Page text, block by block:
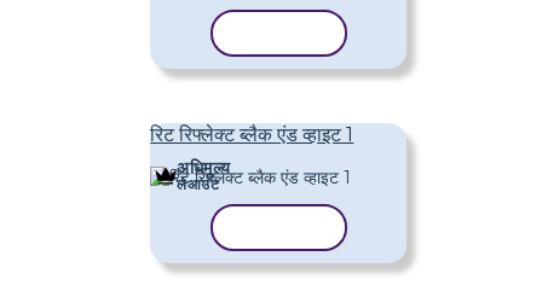
रिट रिफ्लेक्ट ब्लैक एंड व्हाइट 1
अधिमूल्य
लेआउट